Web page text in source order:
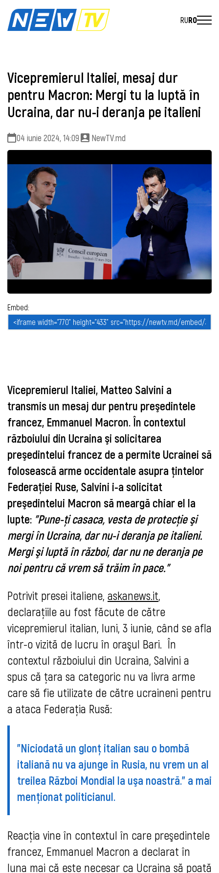
RURO
Vicepremierul Italiei, mesaj dur
pentru Macron: Mergi tu la luptă în
Ucraina, dar nu-i deranja pe italieni
04 iunie 2024, 14:09 NewTV.md
Embed:
Vicepremierul Italiei, Matteo Salvini a
transmis un mesaj dur pentru preşedintele
francez, Emmanuel Macron. În contextul
războiului din Ucraina şi solicitarea
preşedintelui francez de a permite Ucrainei să
folosească arme occidentale asupra ţintelor
Federaţiei Ruse, Salvini i-a solicitat
preşedintelui Macron să meargă chiar el la
lupte: "Pune-ţi casaca, vesta de protecţie şi
mergi în Ucraina, dar nu-i deranja pe italieni.
Mergi şi luptă în război, dar nu ne deranja pe
noi pentru că vrem să trăim în pace."
Potrivit presei italiene, askanews.it,
declaraţiile au fost făcute de către
vicepremierul italian, luni, 3 iunie, când se afla
într-o vizită de lucru în oraşul Bari. În
contextul războiului din Ucraina, Salvini a
spus că ţara sa categoric nu va livra arme
care să fie utilizate de către ucraineni pentru
a ataca Federaţia Rusă:
"Niciodată un glonţ italian sau o bombă
italiană nu va ajunge în Rusia, nu vrem un al
treilea Război Mondial la uşa noastră." a mai
menţionat politicianul.
Reacţia vine în contextul în care preşedintele
francez, Emmanuel Macron a declarat în
luna mai că este necesar ca Ucraina să poată